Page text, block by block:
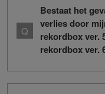
Bestaat het
verlies door
rekordbox ver.
rekordbox ver.